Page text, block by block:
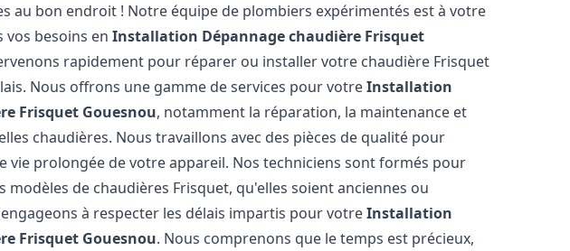
au bon endroit ! Notre équipe de plombiers expérimentés est à votre
vos besoins enInstallation Dépannage chaudière Frisquet
rapidement pour réparer ou installer votre chaudière Frisquet
Nous offrons une gamme de services pour votreInstallation
Frisquet Gouesnou, notamment la réparation, la maintenance et
chaudières. Nous travaillons avec des pièces de qualité pour
vie prolongée de votre appareil. Nos techniciens sont formés pour
modèles de chaudières Frisquet, qu'elles soient anciennes ou
à respecter les délais impartis pour votreInstallation
Frisquet Gouesnou. Nous comprenons que le temps est précieux,